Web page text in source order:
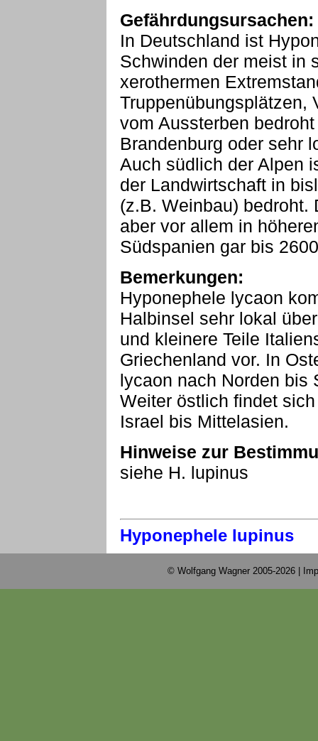
Gefährdungsursachen:
In Deutschland ist
Schwinden der meist in
xerothermen
Truppenübungsplätzen,
vom Aussterben
Brandenburg oder sehr
Auch südlich der Alpen
der Landwirtschaft in
(z.B. Weinbau) bedroht.
aber vor allem in
Südspanien gar bis
Bemerkungen:
Hyponephele lycaon
Halbinsel sehr lokal
und kleinere Teile
Griechenland vor. In
lycaon nach Norden bis
Weiter östlich findet
Israel bis Mittelasien.
Hinweise zur
siehe H. lupinus
Hyponephele lupinus
© Wolfgang Wagner 2005-2026 |